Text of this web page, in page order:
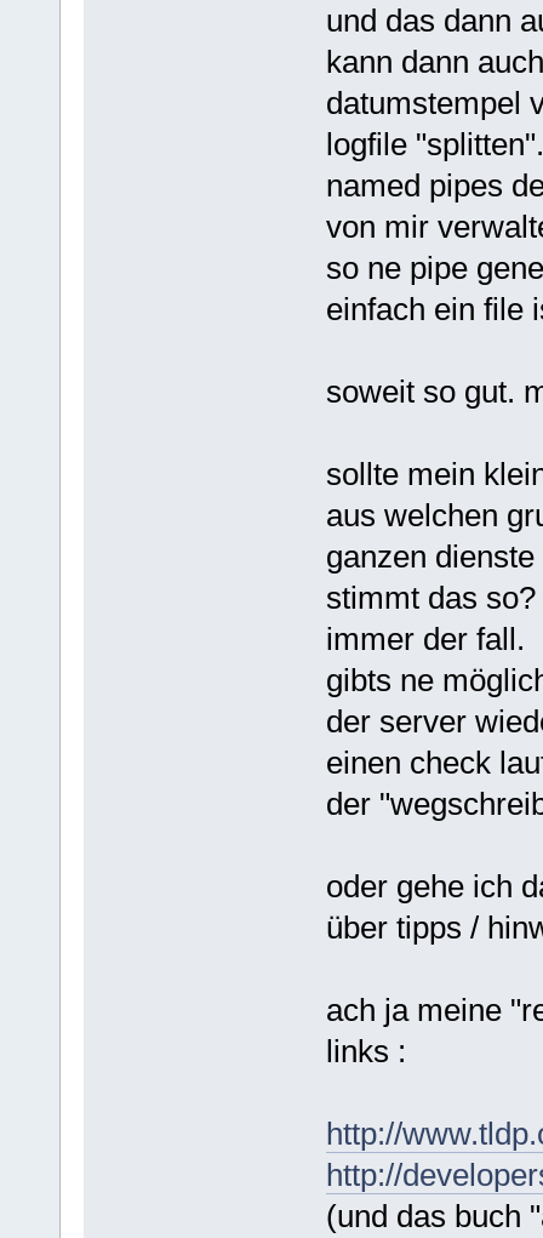
und das dann
kann dann
datumstempel
logfile "splitten".
named pipes
von mir
so ne pipe
einfach ein file
soweit so gut.
sollte mein
aus welchen
ganzen
stimmt das
immer der fall.
gibts ne
der server
einen check
der
oder gehe ich
über tipps /
ach ja meine
links :
http://
http://
(und das buch